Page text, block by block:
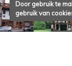
Door gebruik te
gebruik van